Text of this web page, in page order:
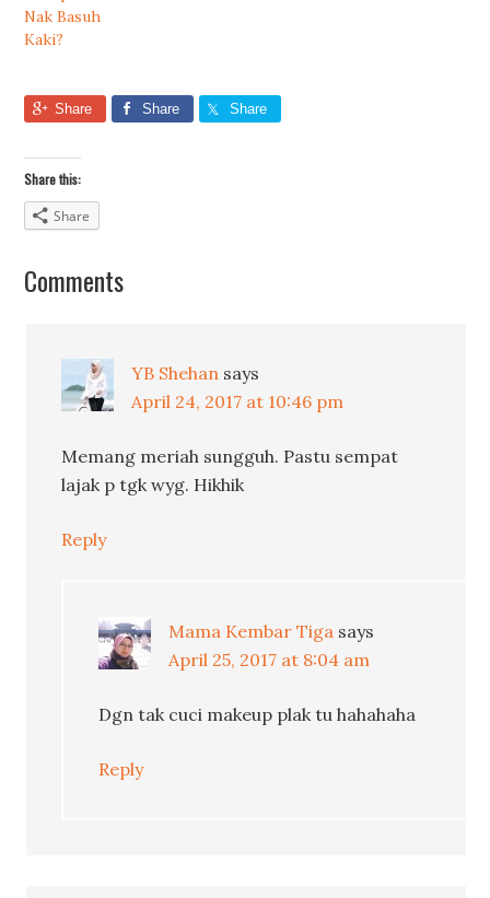
Nak Basuh
Kaki?
Share Share Share
Share this:
Share
Comments
YB Shehan says
April 24, 2017 at 10:46 pm
Memang meriah sungguh. Pastu sempat
lajak p tgk wyg. Hikhik
Reply
Mama Kembar Tiga says
April 25, 2017 at 8:04 am
Dgn tak cuci makeup plak tu hahahaha
Reply